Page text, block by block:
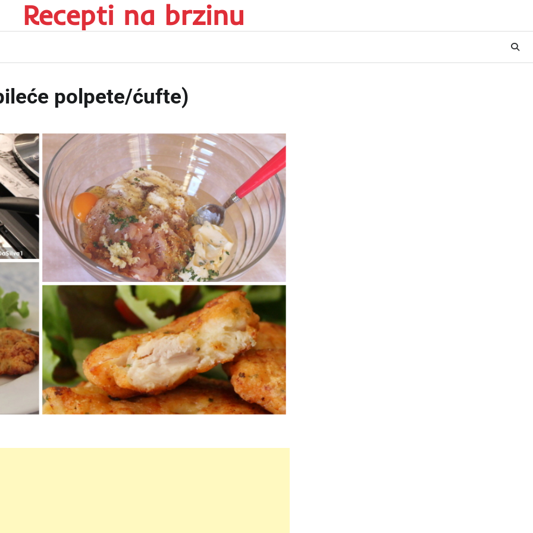
Recepti na brzinu
polpete/ćufte)